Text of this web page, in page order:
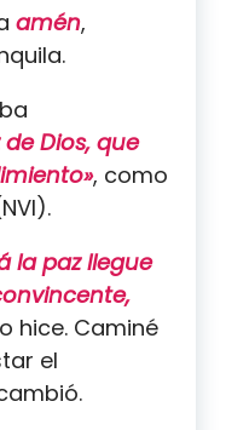
amén,
de Dios, que
, como
la paz llegue
hice. Caminé
el